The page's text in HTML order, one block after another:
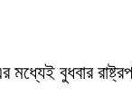
বুধবার